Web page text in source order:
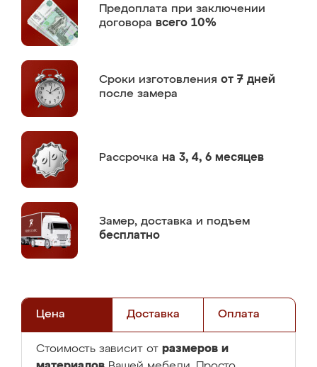
Предоплата при заключении
договора всего 10%
Сроки изготовления от 7 дней
после замера
Рассрочка на 3, 4, 6 месяцев
Замер, доставка и подъем
бесплатно
Цена Доставка Оплата
Стоимость зависит от размеров и